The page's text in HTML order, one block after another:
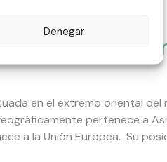
Denegar
en el extremo oriental
pertenece a
a la Unión Europea. Su